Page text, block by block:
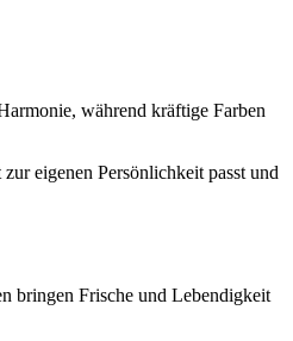
während kräftige Farben
eigenen Persönlichkeit passt und
bringen Frische und Lebendigkeit